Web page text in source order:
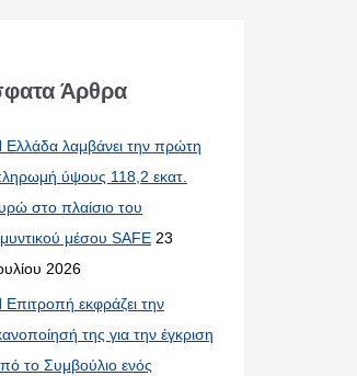
Άρθρα
Ελλάδα λαμβάνει την πρώτη
ύψους 118,2 εκατ.
στο πλαίσιο του
μέσου SAFE 23
2026
Επιτροπή εκφράζει την
της για την έγκριση
το Συμβούλιο ενός